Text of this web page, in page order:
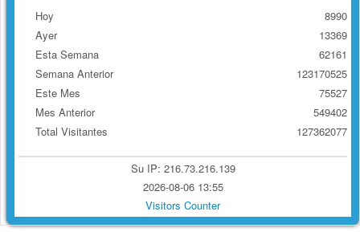
Hoy
Ayer
Esta Semana
Semana Anterior
Este Mes
Mes Anterior
Total Visitantes
8990
13369
62161
123170525
75527
549402
127362077
Su IP: 216.73.216.139
2026-08-06 13:55
Visitors Counter